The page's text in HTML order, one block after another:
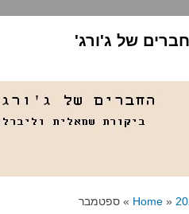
של ג'ורג'
Home » » ספטמבר